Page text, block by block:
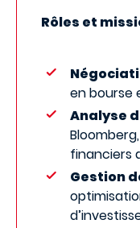
Rôles et
en bourse
Analyse
financiers
Gestion